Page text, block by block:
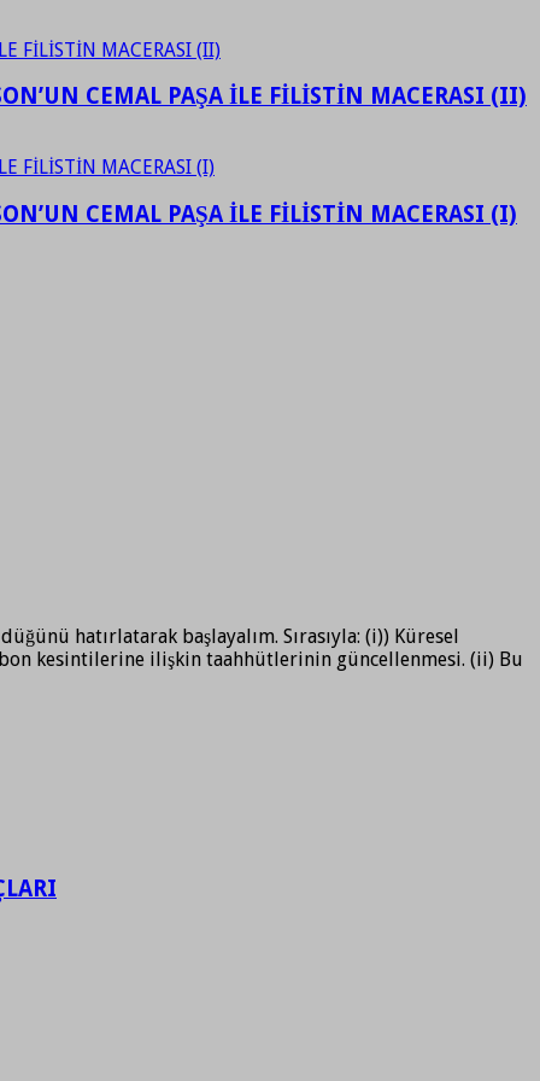
CEMAL PAŞA İLE FİLİSTİN MACERASI (II)
CEMAL PAŞA İLE FİLİSTİN MACERASI (I)
hatırlatarak başlayalım. Sırasıyla: (i)) Küresel
kesintilerine ilişkin taahhütlerinin güncellenmesi. (ii) Bu